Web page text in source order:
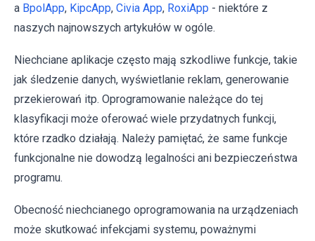
a BpolApp, KipcApp, Civia App, RoxiApp - niektóre z
naszych najnowszych artykułów w ogóle.
Niechciane aplikacje często mają szkodliwe funkcje, takie
jak śledzenie danych, wyświetlanie reklam, generowanie
przekierowań itp. Oprogramowanie należące do tej
klasyfikacji może oferować wiele przydatnych funkcji,
które rzadko działają. Należy pamiętać, że same funkcje
funkcjonalne nie dowodzą legalności ani bezpieczeństwa
programu.
Obecność niechcianego oprogramowania na urządzeniach
może skutkować infekcjami systemu, poważnymi